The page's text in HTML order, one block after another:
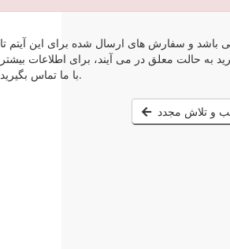
و سفارش های ارسال شده برای این آیتم تا
حالت معلق در می آیند، برای اطلاعات بیشتر
با ما تماس بگیرید.
و تلاش مجدد